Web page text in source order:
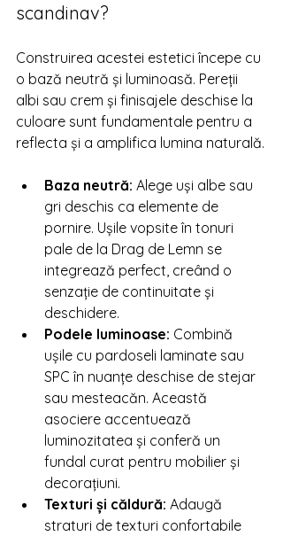
scandinav?
Construirea acestei estetici începe cu
o bază neutră și luminoasă. Pereții
albi sau crem și finisajele deschise la
culoare sunt fundamentale pentru a
reflecta și a amplifica lumina naturală.
Baza neutră: Alege uși albe sau
gri deschis ca elemente de
pornire. Ușile vopsite în tonuri
pale de la Drag de Lemn se
integrează perfect, creând o
senzație de continuitate și
deschidere.
Podele luminoase: Combină
ușile cu pardoseli laminate sau
SPC în nuanțe deschise de stejar
sau mesteacăn. Această
asociere accentuează
luminozitatea și conferă un
fundal curat pentru mobilier și
decorațiuni.
Texturi și căldură: Adaugă
straturi de texturi confortabile